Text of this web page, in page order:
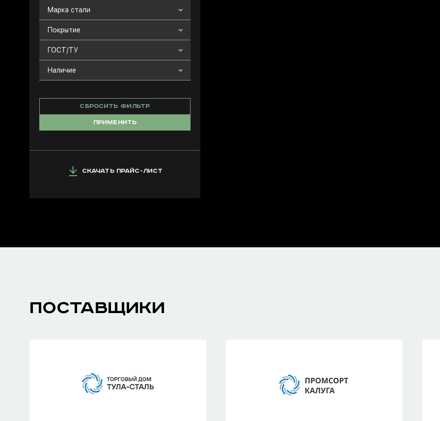
Марка стали
Покрытие
ГОСТ/ТУ
Наличие
СБРОСИТЬ ФИЛЬТР
ПРИМЕНИТЬ
СКАЧАТЬ ПРАЙС-ЛИСТ
ПОСТАВЩИКИ